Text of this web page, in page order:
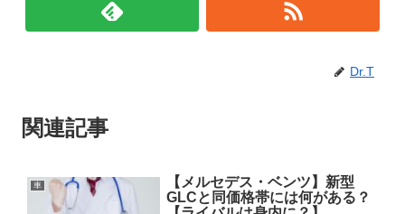
Dr.T
関連記事
車
【メルセデス・ベンツ】新型
GLCと同価格帯には何がある？